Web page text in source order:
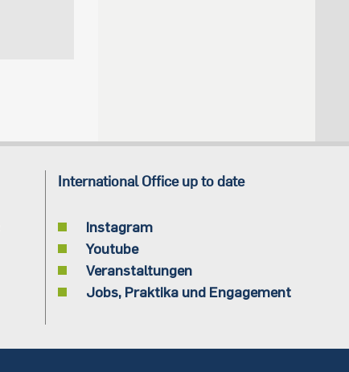
International Office up to date
Instagram
Youtube
Veranstaltungen
Jobs, Praktika und Engagement